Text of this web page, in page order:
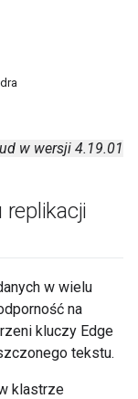
w wersji 4.19.01
w wielu
na
kluczy Edge
tekstu.
klastrze